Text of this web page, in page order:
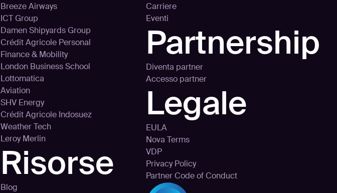
Breeze Airways
ICT Group
Damen Shipyards Group
Crédit Agricole Personal
Finance & Mobility
London Business School
Lottomatica
Aviation
SHV Energy
Crédit Agricole Indosuez
Weather Tech
Leroy Merlin
Risorse
Blog
Carriere
Eventi
Partnership
Diventa partner
Accesso partner
Legale
EULA
Nova Terms
VDP
Privacy Policy
Partner Code of Conduct